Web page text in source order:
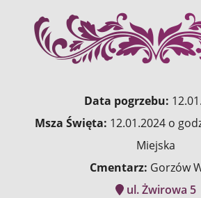
Data pogrzebu:
Msza Święta: 12.01.2024 o
Miejska
Cmentarz: Gorzów
ul. Żwirowa 5